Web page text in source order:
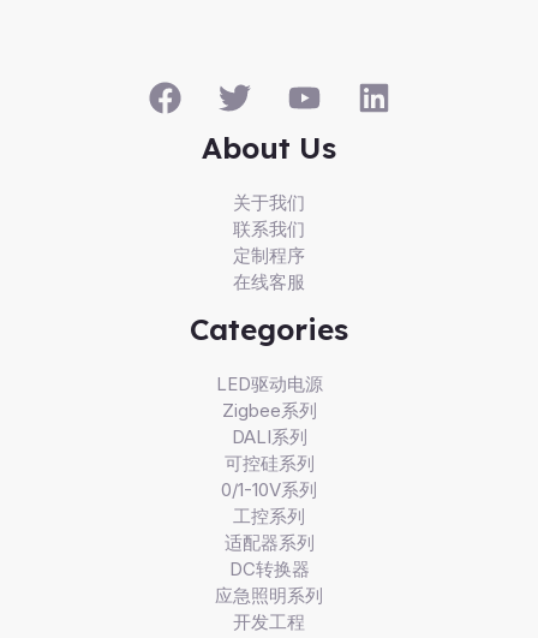
About Us
关于我们
联系我们
定制程序
在线客服
Categories
LED驱动电源
Zigbee系列
DALI系列
可控硅系列
0/1-10V系列
工控系列
适配器系列
DC转换器
应急照明系列
开发工程